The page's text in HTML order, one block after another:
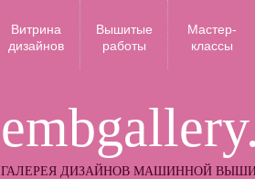
ГАЛЕРЕЯ ДИЗАЙНОВ МАШИННОЙ
Витрина
дизайнов
Вышитые
работы
Мастер-
классы